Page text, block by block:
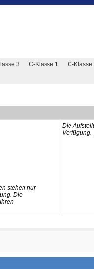
3 C-Klasse 1 C-Klasse
stehen nur
Die
Die
Verfügung.